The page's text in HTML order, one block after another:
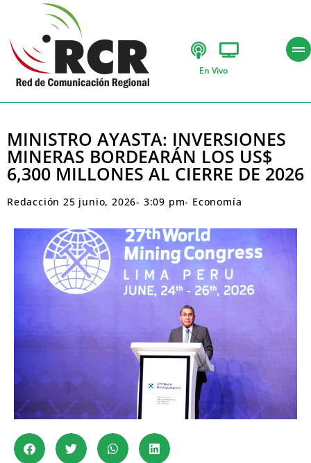
En Vivo
MINISTRO AYASTA: INVERSIONES
MINERAS BORDEARÁN LOS US$
6,300 MILLONES AL CIERRE DE 2026
Redacción 25 junio, 2026- 3:09 pm- Economía